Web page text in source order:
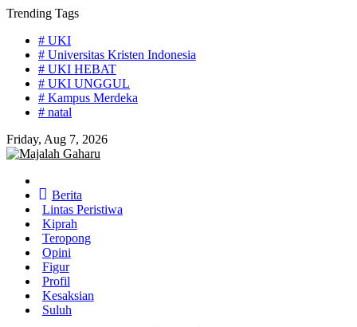
Skip
content
Trending Tags
# UKI
# Universitas Kristen Indonesia
# UKI HEBAT
# UKI UNGGUL
# Kampus Merdeka
# natal
Friday, Aug 7, 2026
Berita
Lintas Peristiwa
Kiprah
Teropong
Opini
Figur
Profil
Kesaksian
Suluh